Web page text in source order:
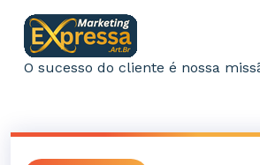
para
conteúdo
O sucesso do cliente é nossa